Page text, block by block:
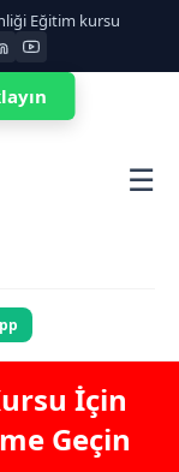
Eğitim kursu
☰
İçin
Geçin